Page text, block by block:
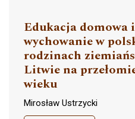
Edukacja domowa i
wychowanie w
rodzinach
Litwie na
wieku
Mirosław Ustrzycki